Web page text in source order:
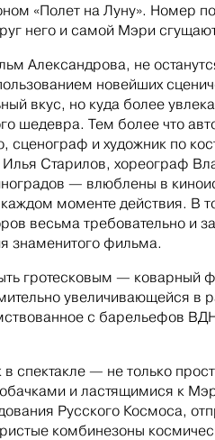
«Полет на Луну». Номер
него и самой Мэри
Александрова, не
новейших
вкус, но куда более
шедевра. Тем более что
сценограф и художник по
Илья Старилов, хореограф
— влюблены в
моменте действия. В
весьма требовательно и
знаменитого фильма.
гротесковым — коварный
увеличивающейся в
с барельефов
спектакле — не только
и ластящимися к
Русского Космоса,
комбинезоны